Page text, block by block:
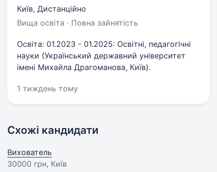
Київ, Дистанційно
Вища освіта · Повна зайнятість
Освіта: 01.2023 - 01.2025: Освітні, педагогічні
науки (Український державний університет
імені Михайла Драгоманова, Київ).
1 тиждень тому
Схожі кандидати
Вихователь
30000 грн, Київ